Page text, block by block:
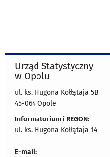
Urząd Statystyczny
w Opolu
ul. ks. Hugona Kołłątaja 5B
45-064 Opole
Informatorium i REGON:
ul. ks. Hugona Kołłątaja 14
E-mail: